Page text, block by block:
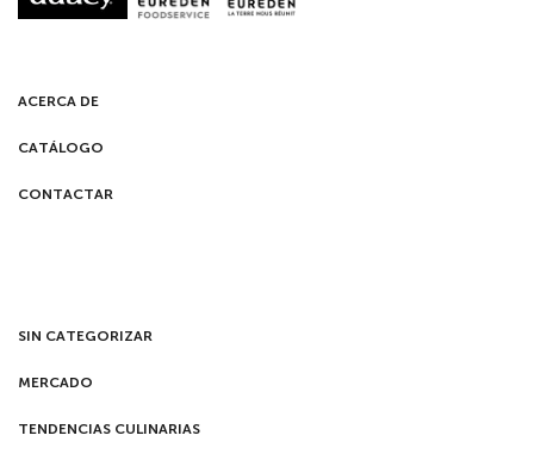
ACERCA DE
CATÁLOGO
CONTACTAR
SIN CATEGORIZAR
MERCADO
TENDENCIAS CULINARIAS